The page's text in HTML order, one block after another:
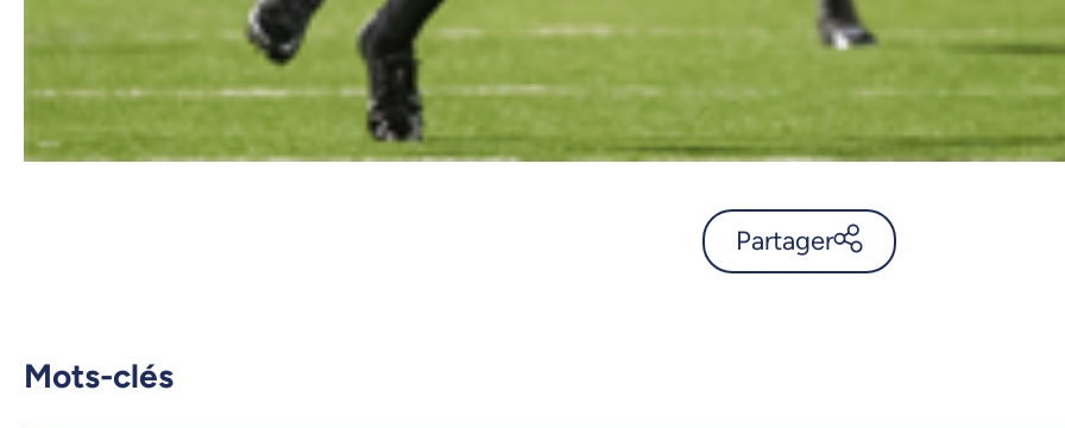
Partager
Mots-clés